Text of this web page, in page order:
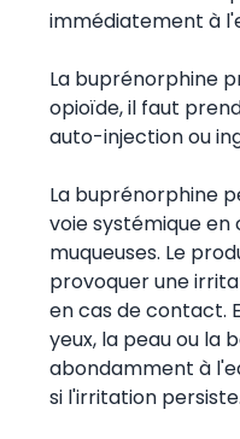
immédiatement à
La buprénorphine
opioïde, il faut
auto-injection ou
La buprénorphine
voie systémique en
muqueuses. Le
provoquer une
en cas de contact.
yeux, la peau ou la
abondamment à
si l'irritation persiste.